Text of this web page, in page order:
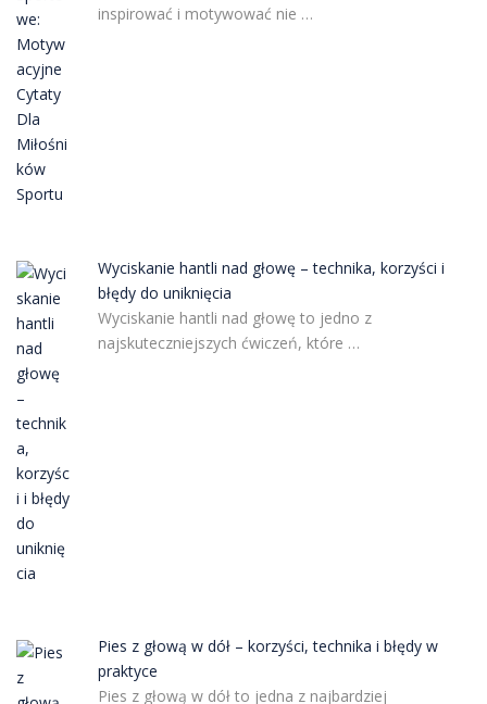
inspirować i motywować nie …
Wyciskanie hantli nad głowę – technika, korzyści i
błędy do uniknięcia
Wyciskanie hantli nad głowę to jedno z
najskuteczniejszych ćwiczeń, które …
Pies z głową w dół – korzyści, technika i błędy w
praktyce
Pies z głową w dół to jedna z najbardziej